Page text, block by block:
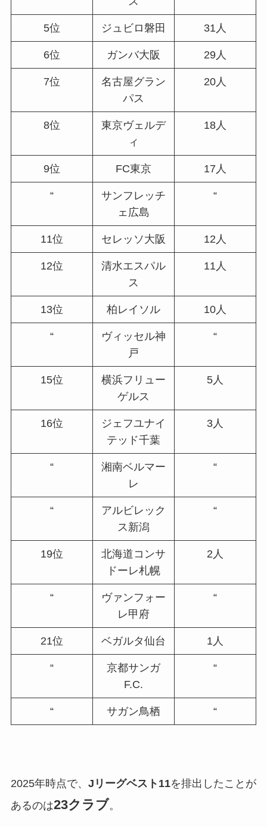
5位 ジュビロ磐田 31人
6位 ガンバ大阪 29人
7位
名古屋グラン
パス
20人
8位
東京ヴェルデ
ィ
18人
9位 FC東京 17人
“
サンフレッチ
ェ広島
“
11位 セレッソ大阪 12人
12位
清水エスパル
ス
11人
13位 柏レイソル 10人
“
ヴィッセル神
戸
“
15位
横浜フリュー
ゲルス
5人
16位
ジェフユナイ
テッド千葉
3人
“
湘南ベルマー
レ
“
“
アルビレック
ス新潟
“
19位
北海道コンサ
ドーレ札幌
2人
“
ヴァンフォー
レ甲府
“
21位 ベガルタ仙台 1人
“
京都サンガ
F.C.
“
“ サガン鳥栖 “
2025年時点で、 Jリーグベスト11を排出したことが
あるのは23クラブ。